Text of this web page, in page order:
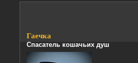
Гаечка
Спасатель кошачьих душ